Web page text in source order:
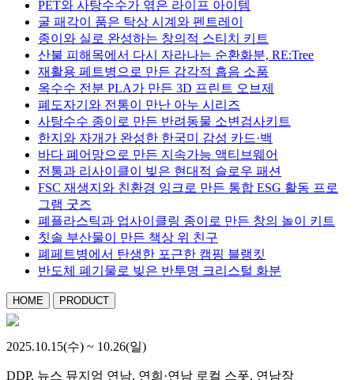
PET와 사탕수수가 엮은 라이프 아이템
굴 패각이 품은 탁상 시계와 펜트레이
종이와 실로 완성하는 창의적 스티치 키트
산불 피해목에서 다시 자라나는 순환화분, RE:Tree
재활용 페트병으로 만든 감각적 흡음 소품
옥수수 전분 PLA가 만든 3D 프린트 오브제
폐도자기와 전통이 만난 아누 시리즈
사탕수수 종이로 만든 반려동물 소변검사키트
한지와 자개가 완성한 한국미 감성 카드·백
바다 폐어망으로 만든 지속가능 액티브웨어
전통과 리사이클이 빚은 현대적 슬로우 패션
FSC 재생지와 친환경 잉크로 만든 통합 ESG 활동 프로
그램 굿즈
폐플라스틱과 업사이클링 종이로 만든 창의 놀이 키트
칫솔 부산물이 만든 책상 위 친구
폐페트병에서 탄생한 포근한 캠핑 블랭킷
반도체 폐기물로 빚은 반투명 크리스털 화분
HOME PRODUCT
2025.10.15(수) ~ 10.26(일)
DDP, 뉴스 뮤지엄 연남, 연희·연남 로컬 스폿, 연남장